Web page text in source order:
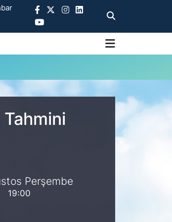
Tahmini
Perşembe
19:00